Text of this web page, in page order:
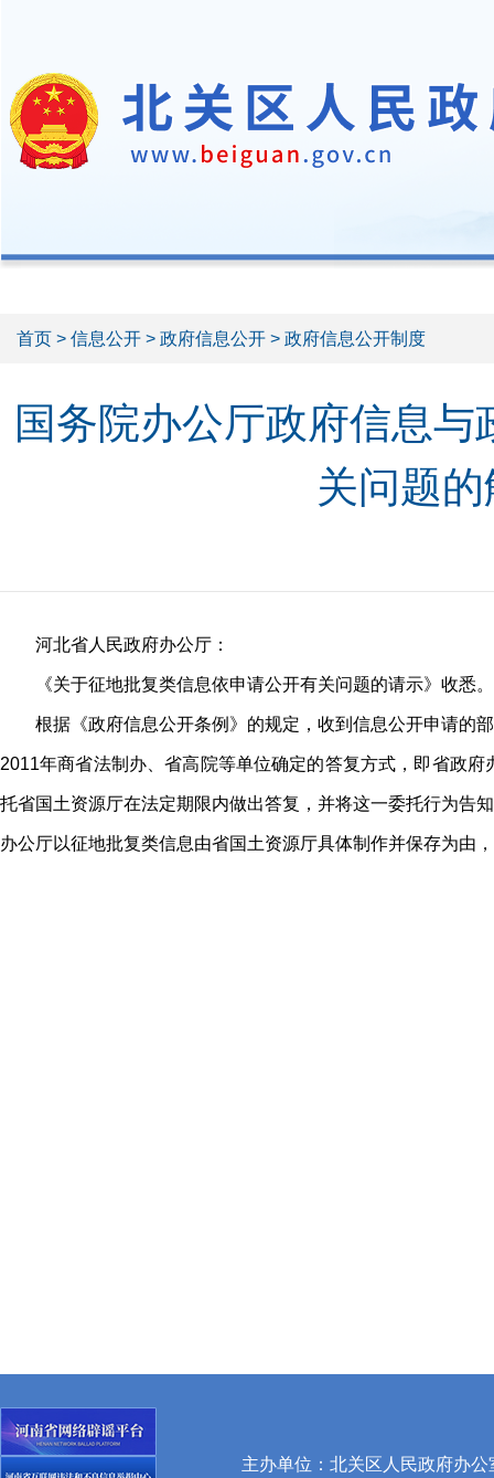
首页 > 信息公开 > 政府信息公开 > 政府信息公开制度
国务院办公厅政府信息
关问题
河北省人民政府办公厅：
《关于征地批复类信息依申请公开有关问题的请示》收
根据《政府信息公开条例》的规定，收到信息公开申请的
2011年商省法制办、省高院等单位确定的答复方式，即省政
托省国土资源厅在法定期限内做出答复，并将这一委托行为告
办公厅以征地批复类信息由省国土资源厅具体制作并保存为由
主办单位：北关区人民政府办